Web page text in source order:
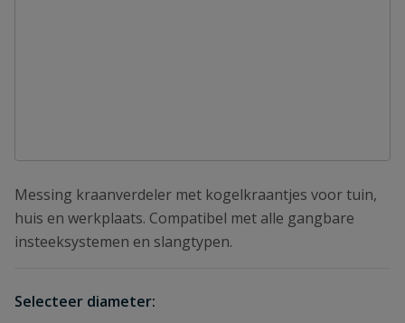
Messing kraanverdeler met kogelkraantjes voor tuin,
huis en werkplaats. Compatibel met alle gangbare
insteeksystemen en slangtypen.
Selecteer diameter: